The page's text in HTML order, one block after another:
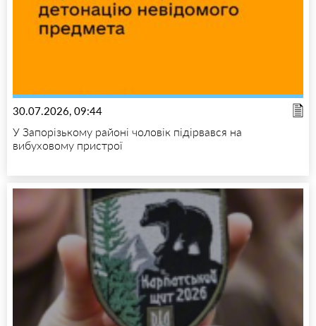
30.07.2026, 09:44
У Запорізькому районі чоловік підірвався на
вибуховому пристрої